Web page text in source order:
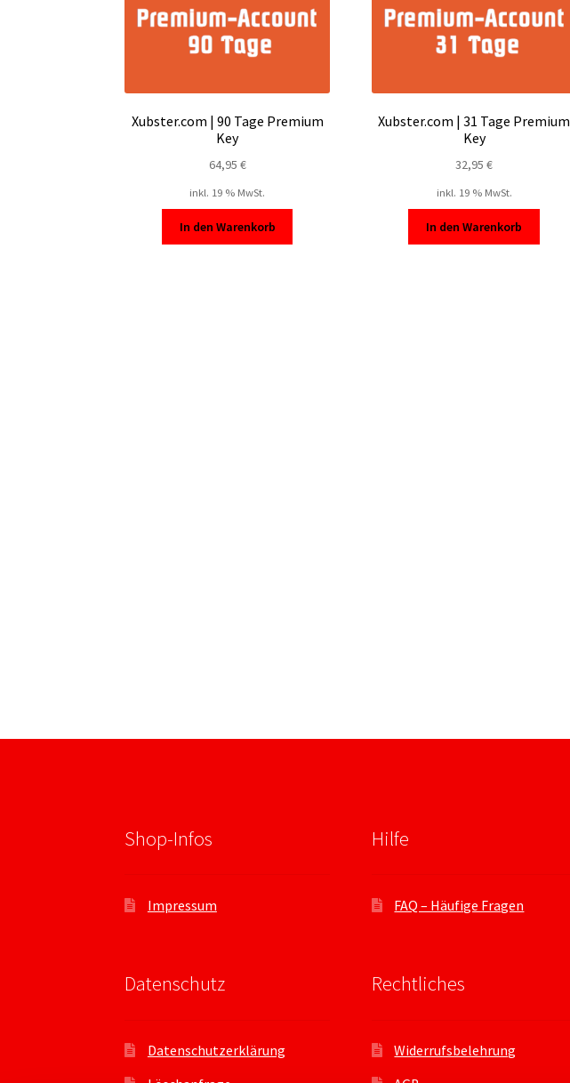
Xubster.com | 90 Tage Premium
Key
64,95 €
inkl. 19 % MwSt.
In den Warenkorb
Xubster.com | 31 Tage Premium
Key
32,95€
inkl. 19 % MwSt.
In den Warenkorb
Shop-Infos
Impressum
Datenschutz
Datenschutzerklärung
Hilfe
FAQ – Häufige Fragen
Rechtliches
Widerrufsbelehrung